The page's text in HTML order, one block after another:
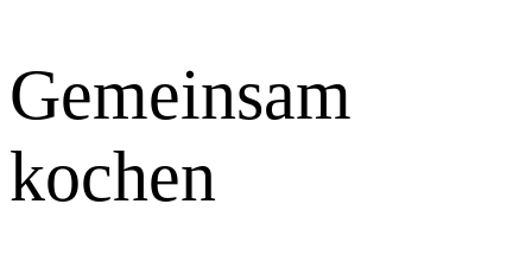
Gemeinsam
kochen